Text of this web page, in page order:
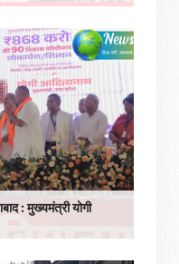
: ​मुख्यमंत्री योगी